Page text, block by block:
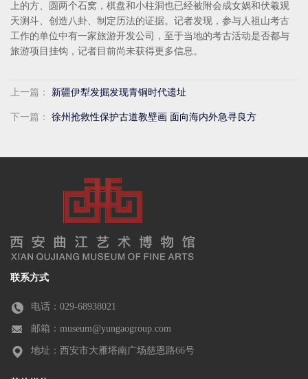
上的方、圆两个石窝，棋盘和小柱洞也已经被附会成女娲和伏羲观
天测斗、创造八卦、制定历法的证据。记者发现，参与人祖山考古
工作的单位中有一家旅游开发公司，至于当地的考古活动是否都与
旅游项目挂钩，记者目前尚未获得更多信息。
上一篇： 新疆伊犁发掘发现青铜时代遗址
下一篇： 徐州抢救性保护古道教壁画 面向海内外急寻良方
联系方式
电话：029-68938021
邮箱：museum@yungaogroup.com
地址：西安市大雁塔南广场慈恩路66号